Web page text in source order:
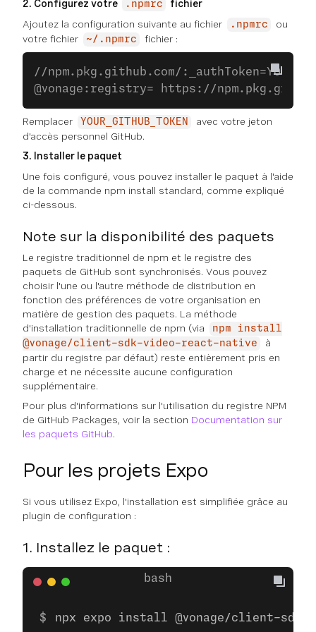
2. Configurez votre .npmrc
fichier
Ajoutez la configuration suivante au fichier
.npmrc
ou
votre fichier
~/.npmrc fichier :
//npm.pkg.github.com/
@vonage:registry= https://
Remplacer YOUR_GITHUB_TOKEN
avec votre jeton
d'accès personnel GitHub.
3. Installer le paquet
Une fois configuré, vous pouvez installer le paquet à l'aide
de la commande npm install standard, comme expliqué
ci-dessous.
Note sur la disponibilité des paquets
Le registre traditionnel de npm et le registre des
paquets de GitHub sont synchronisés. Vous pouvez
choisir l'une ou l'autre méthode de distribution en
fonction des préférences de votre organisation en
matière de gestion des paquets. La méthode
d'installation traditionnelle de npm (via
npm install
@vonage/client-sdk-video-react-native
à
partir du registre par défaut) reste entièrement pris en
charge et ne nécessite aucune configuration
supplémentaire.
Pour plus d'informations sur l'utilisation du registre NPM
de GitHub Packages, voir la section Documentation sur
les paquets GitHub.
Pour les projets Expo
Si vous utilisez Expo, l'installation est simplifiée grâce au
plugin de configuration :
1. Installez le paquet :
npx expo install @vonage/client-sdk-